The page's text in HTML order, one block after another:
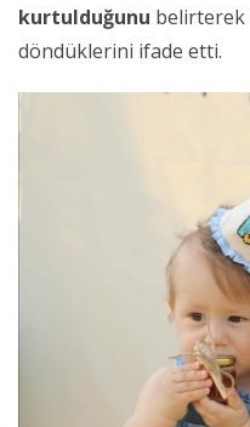
kurtulduğunu belirterek
döndüklerini ifade etti.